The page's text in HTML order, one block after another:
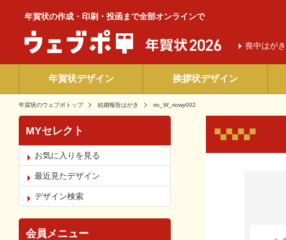
年賀状の作成・印刷・投函まで全部オンラインで
喪中はがき
年賀状デザイン 挨拶状デザイン
年賀状のウェブポトップ 結婚報告はがき rio_W_riowy002
MYセレクト
お気に入りを見る
最近見たデザイン
デザイン検索
会員メニュー